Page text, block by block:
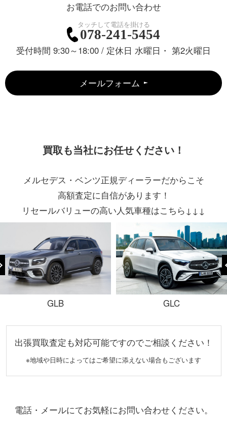
お電話でのお問い合わせ
078-241-5454
受付時間 9:30～18:00 / 定休日 水曜日・ 第2火曜日
メールフォーム
買取も当社にお任せください！
メルセデス・ベンツ正規ディーラーだからこそ
高額査定に自信があります！
リセールバリューの高い人気車種はこちら↓↓↓
GLB GLC
出張買取査定も対応可能ですのでご相談ください！
※地域や日時によってはご希望に添えない場合もございます
電話・メールにてお気軽にお問い合わせください。